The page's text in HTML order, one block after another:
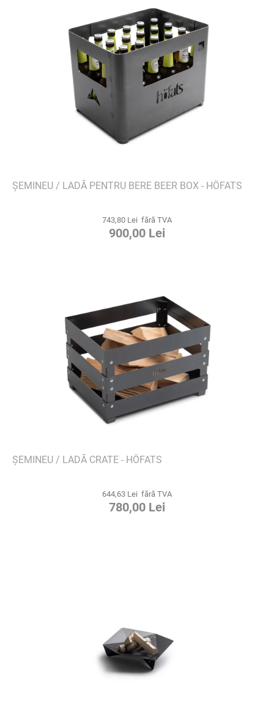
ȘEMINEU / LADĂ PENTRU BERE BEER BOX - HÖFATS
743,80 Lei fără TVA
900,00 Lei
ȘEMINEU / LADĂ CRATE - HÖFATS
644,63 Lei fără TVA
780,00 Lei